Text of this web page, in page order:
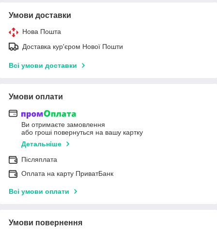
Умови доставки
Нова Пошта
Доставка кур'єром Нової Пошти
Всі умови доставки
Умови оплати
Ви отримаєте замовлення
або гроші повернуться на вашу картку
Детальніше
Післяплата
Оплата на карту ПриватБанк
Всі умови оплати
Умови повернення